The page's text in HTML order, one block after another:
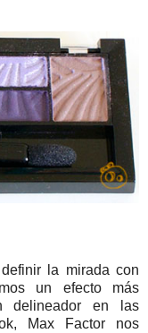
la mirada con
un efecto más
delineador en las
Max Factor nos